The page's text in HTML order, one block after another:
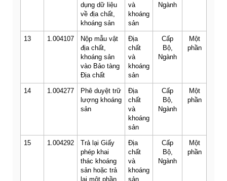
dụng dữ liệu
về địa chất,
khoáng sản
và
khoáng
sản
Ngành
13 1.004107
Nộp mẫu vật
địa chất,
khoáng sản
vào Bảo tàng
Địa chất
Địa
chất
và
khoáng
sản
Cấp
Bộ,
Ngành
Một
phần
14 1.004277
Phê duyệt trữ
lượng khoáng
sản
Địa
chất
và
khoáng
sản
Cấp
Bộ,
Ngành
Một
phần
15 1.004292
Trả lại Giấy
phép khai
thác khoáng
sản hoặc trả
lại một phần
Địa
chất
và
khoáng
sản
Cấp
Bộ,
Ngành
Một
phần